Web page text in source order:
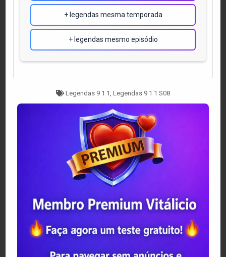
+ legendas mesma temporada
+ legendas mesmo episódio
Tagged
Legendas 9 1 1, Legendas 9 1 1 S08